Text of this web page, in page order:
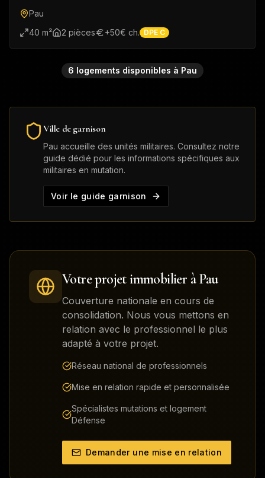
Pau
40 m² 2 pièces +50€ ch. DPE C
6 logements disponibles à Pau
Ville de garnison
Pau accueille des unités militaires. Consultez notre
guide dédié pour les informations spécifiques aux
militaires en mutation.
Voir le guide garnison
Votre projet immobilier àPau
Couverture nationale en cours de
consolidation. Nous vous mettons en
relation avec le professionnel le plus
adapté à votre projet.
Réseau national de professionnels
Mise en relation rapide et personnalisée
Spécialistes mutations et logement
Défense
Demander une mise en relation